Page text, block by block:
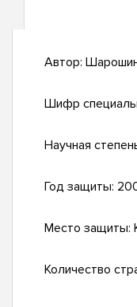
Автор:
Шифр
Научная
Год защиты:
Место защиты:
Количество